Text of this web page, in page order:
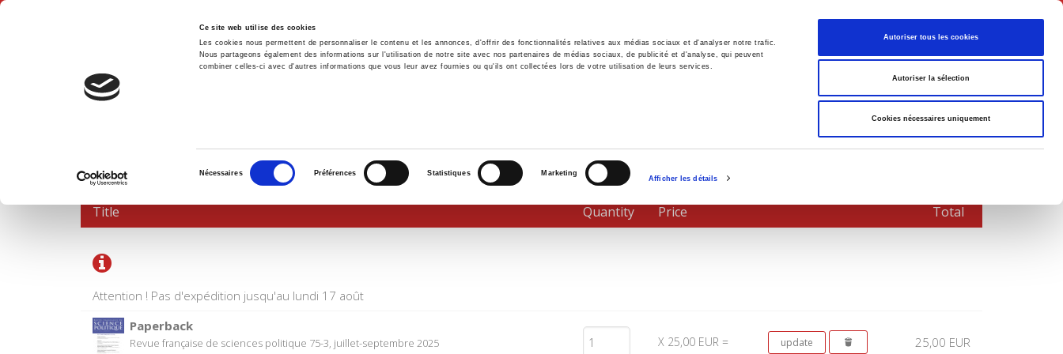
Ce site web utilise des cookies
Les cookies nous permettent de personnaliser le contenu et les annonces, d'offrir des fonctionnalités relatives aux médias sociaux et d'analyser notre trafic.
Nous partageons également des informations sur l'utilisation de notre site avec nos partenaires de médias sociaux, de publicité et d'analyse, qui peuvent
combiner celles-ci avec d'autres informations que vous leur avez fournies ou qu'ils ont collectées lors de votre utilisation de leurs services.
consentement
Nécessaires Préférences Statistiques Marketing
Afficher les détails
Autoriser tous les cookies
Autoriser la sélection
Cookies nécessaires uniquement
English
Home Environment History International Politics
SHOPPING CART
Attention ! Pas d'expédition jusqu'au lundi 17 août
Title Quantity Price Total
Paperback
Revue française de sciences politique 75-3, juillet-septembre 2025
X 25,00 EUR = 25,00 EUR